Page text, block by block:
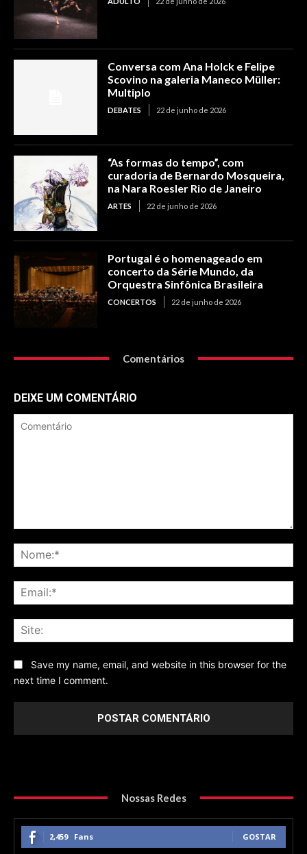
Conversa com Ana Holck e Felipe
Scovino na galeria Maneco Müller:
Multiplo
DEBATES 22 de junho de 2026
“As formas do tempo”, com
curadoria de Bernardo Mosqueira,
na Nara Roesler Rio de Janeiro
ARTES 22 de junho de 2026
Portugal é o homenageado em
concerto da Série Mundo, da
Orquestra Sinfônica Brasileira
CONCERTOS 22 de junho de 2026
Comentários
DEIXE UM COMENTÁRIO
Save my name, email, and website in this browser for the
next time I comment.
Nossas Redes
2,459 Fans GOSTAR